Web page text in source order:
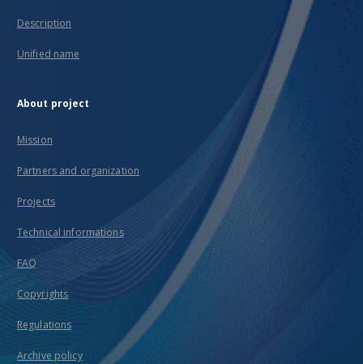
Description
Unified name
About project
Mission
Partners and organization
Projects
Technical informations
FAQ
Copyrights
Regulations
Archive policy